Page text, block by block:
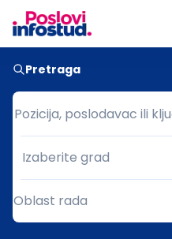
Pretraga
Pozicija, poslodavac ili
Pozicija, poslodavac ili
Grad
Izaberite grad
Oblast rada